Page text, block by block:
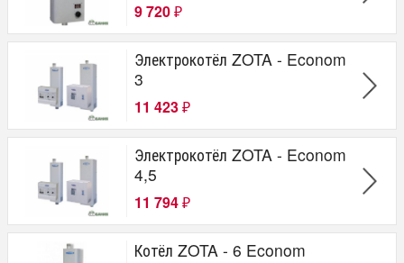
Бренд
ЕРМАК
Везувий
Термофор
Конвектика
Greivari
Стэн
НМК
Теплодар
Zota
Лемакс
BURNIT
ATON
9 720 ₽
Электрокотёл ZOTA - Econom
3
11 423 ₽
Электрокотёл ZOTA - Econom
4,5
11 794 ₽
Котёл ZOTA - 6 Econom